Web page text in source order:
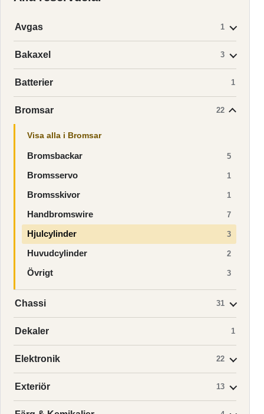
Avgas 1
Bakaxel 3
Batterier 1
Bromsar 22
Visa alla i Bromsar
Bromsbackar 5
Bromsservo 1
Bromsskivor 1
Handbromswire 7
Hjulcylinder 3
Huvudcylinder 2
Övrigt 3
Chassi 31
Dekaler 1
Elektronik 22
Exteriör 13